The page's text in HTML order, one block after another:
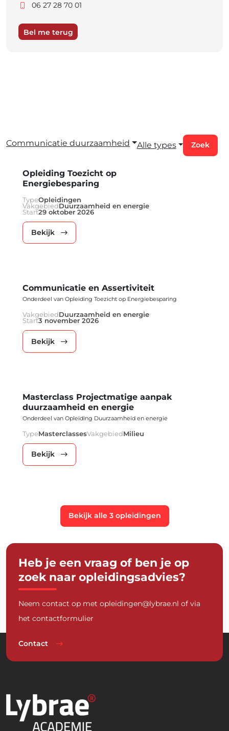
06 27 28 70 01
Bel me terug
Communicatie duurzaamheid Alle types Zoek
Opleiding Toezicht op
Energiebesparing
TypeOpleidingen
VakgebiedDuurzaamheid en energie
Start29 oktober 2026
Bekijk
Communicatie en Assertiviteit
Onderdeel van Opleiding Toezicht op Energiebesparing
VakgebiedDuurzaamheid en energie
Start3 november 2026
Bekijk
Masterclass Projectmatige aanpak
duurzaamheid en energie
Onderdeel van Opleiding Duurzaamheid en energie
TypeMasterclassesVakgebiedMilieu
Bekijk
Bekijk alle 3 opleidingen
Heb je een vraag of ben je op
zoek naar opleidingsadvies?
Neem contact op met opleidingen@lybrae.nl of via
het contactformulier
Contact